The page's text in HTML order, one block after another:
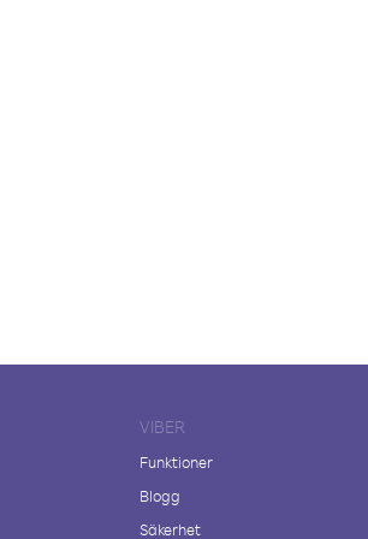
VIBER
Funktioner
Blogg
Säkerhet